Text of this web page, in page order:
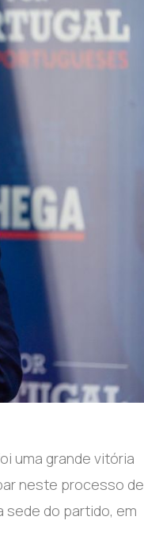
uma grande vitória
neste processo de
sede do partido, em